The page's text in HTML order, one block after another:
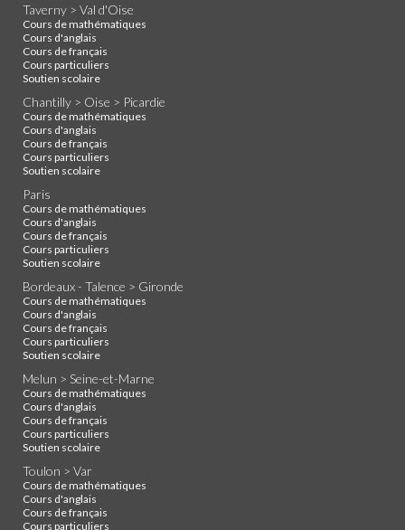
Taverny > Val d'Oise
Cours de mathématiques
Cours d'anglais
Cours de français
Cours particuliers
Soutien scolaire
Chantilly > Oise > Picardie
Cours de mathématiques
Cours d'anglais
Cours de français
Cours particuliers
Soutien scolaire
Paris
Cours de mathématiques
Cours d'anglais
Cours de français
Cours particuliers
Soutien scolaire
Bordeaux - Talence > Gironde
Cours de mathématiques
Cours d'anglais
Cours de français
Cours particuliers
Soutien scolaire
Melun > Seine-et-Marne
Cours de mathématiques
Cours d'anglais
Cours de français
Cours particuliers
Soutien scolaire
Toulon > Var
Cours de mathématiques
Cours d'anglais
Cours de français
Cours particuliers